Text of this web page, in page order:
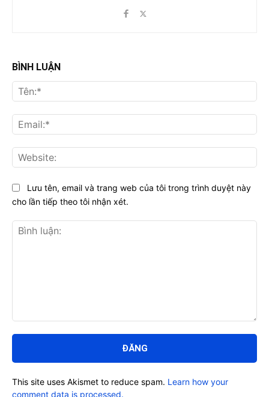
BÌNH LUẬN
luận:
Lưu tên, email và trang web của tôi trong trình duyệt này
cho lần tiếp theo tôi nhận xét.
This site uses Akismet to reduce spam. Learn how your
comment data is processed.